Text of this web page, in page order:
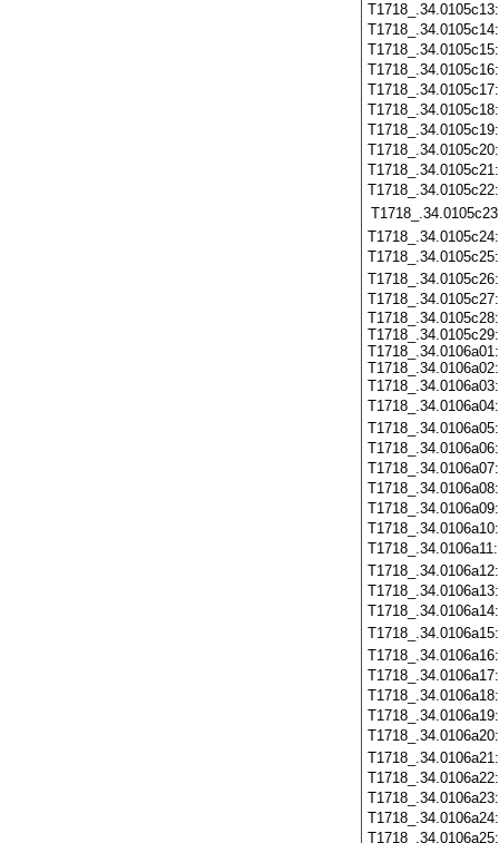
T1718_.34.0105c28:
T1718_.34.0105c29:
T1718_.34.0106a01:
T1718_.34.0106a02: